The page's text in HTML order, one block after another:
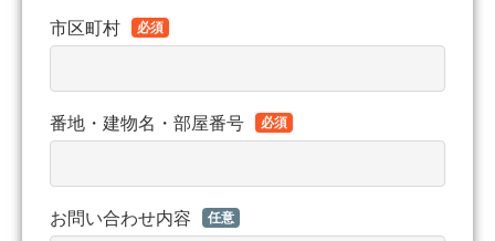
市区町村 必須
番地・建物名・部屋番号 必須
お問い合わせ内容 任意